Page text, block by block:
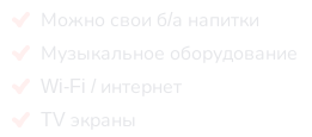
Можно свои б/а напитки
Музыкальное оборудование
Wi-Fi / интернет
TV экраны